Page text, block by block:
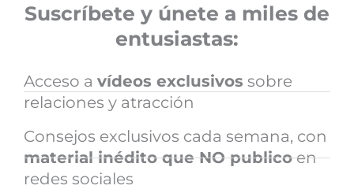
Suscríbete y únete a miles de
entusiastas:
Acceso a vídeos exclusivos sobre
relaciones y atracción
Consejos exclusivos cada semana, con
material inédito que NO publicoen
redes sociales